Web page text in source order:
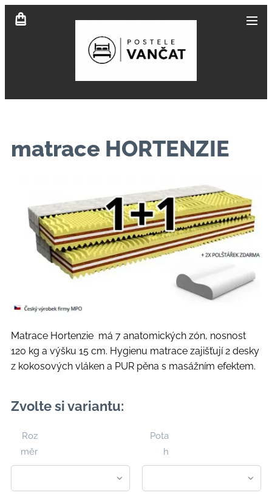
matrace HORTENZIE
Matrace Hortenzie má 7 anatomických zón, nosnost
120 kg a výšku 15 cm. Hygienu matrace zajišťují 2 desky
z kokosových vláken a PUR pěna s masážním efektem.
Zvolte si variantu:
Roz
měr
Pota
h